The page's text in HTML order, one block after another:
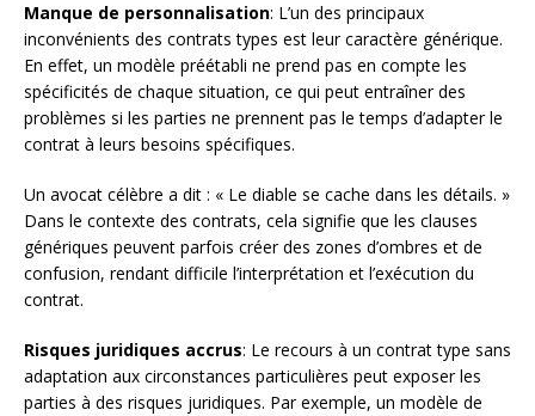
Manque de personnalisation: L’un des principaux
inconvénients des contrats types est leur caractère générique.
En effet, un modèle préétabli ne prend pas en compte les
spécificités de chaque situation, ce qui peut entraîner des
problèmes si les parties ne prennent pas le temps d’adapter le
contrat à leurs besoins spécifiques.
Un avocat célèbre a dit : « Le diable se cache dans les détails. »
Dans le contexte des contrats, cela signifie que les clauses
génériques peuvent parfois créer des zones d’ombres et de
confusion, rendant difficile l’interprétation et l’exécution du
contrat.
Risques juridiques accrus: Le recours à un contrat type sans
adaptation aux circonstances particulières peut exposer les
parties à des risques juridiques. Par exemple, un modèle de